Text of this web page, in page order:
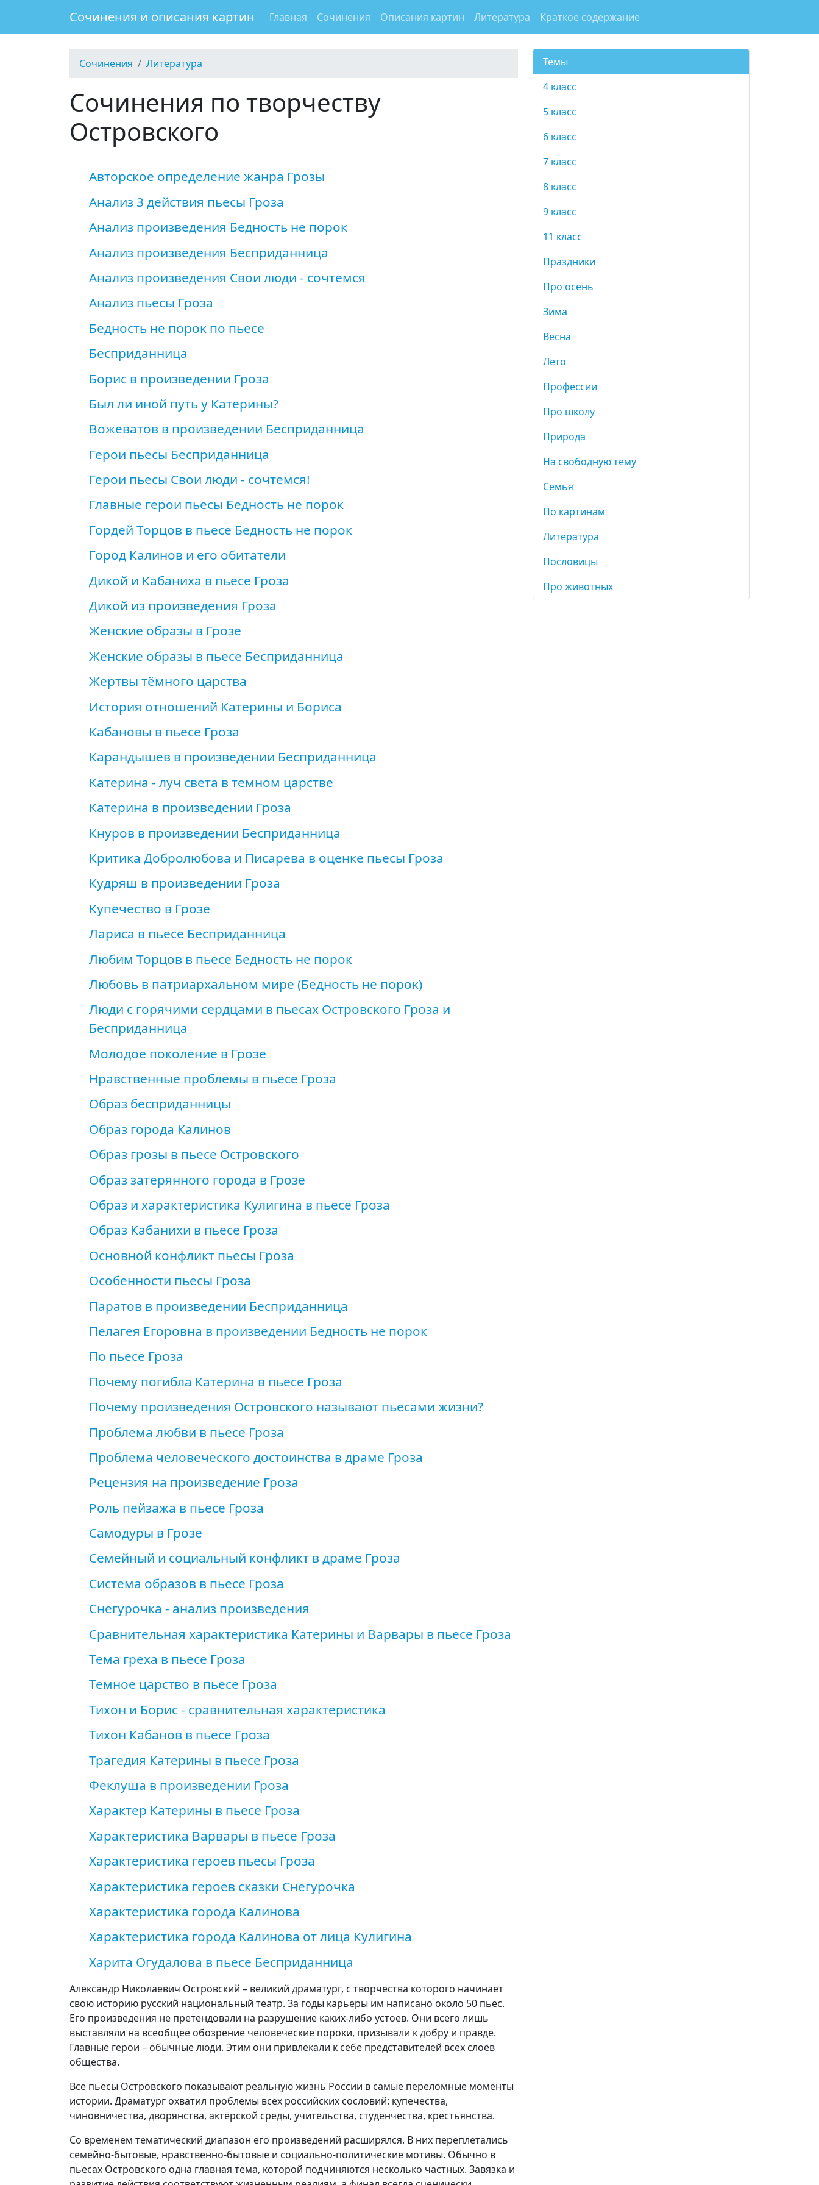
Сочинения и описания картин Главная Сочинения Описания картин Литература Краткое содержание
Сочинения Литература
Сочинения по творчеству
Островского
Авторское определение жанра Грозы
Анализ 3 действия пьесы Гроза
Анализ произведения Бедность не порок
Анализ произведения Бесприданница
Анализ произведения Свои люди - сочтемся
Анализ пьесы Гроза
Бедность не порок по пьесе
Бесприданница
Борис в произведении Гроза
Был ли иной путь у Катерины?
Вожеватов в произведении Бесприданница
Герои пьесы Бесприданница
Герои пьесы Свои люди - сочтемся!
Главные герои пьесы Бедность не порок
Гордей Торцов в пьесе Бедность не порок
Город Калинов и его обитатели
Дикой и Кабаниха в пьесе Гроза
Дикой из произведения Гроза
Женские образы в Грозе
Женские образы в пьесе Бесприданница
Жертвы тёмного царства
История отношений Катерины и Бориса
Кабановы в пьесе Гроза
Карандышев в произведении Бесприданница
Катерина - луч света в темном царстве
Катерина в произведении Гроза
Кнуров в произведении Бесприданница
Критика Добролюбова и Писарева в оценке пьесы Гроза
Кудряш в произведении Гроза
Купечество в Грозе
Лариса в пьесе Бесприданница
Любим Торцов в пьесе Бедность не порок
Любовь в патриархальном мире (Бедность не порок)
Люди с горячими сердцами в пьесах Островского Гроза и
Бесприданница
Молодое поколение в Грозе
Нравственные проблемы в пьесе Гроза
Образ бесприданницы
Образ города Калинов
Образ грозы в пьесе Островского
Образ затерянного города в Грозе
Образ и характеристика Кулигина в пьесе Гроза
Образ Кабанихи в пьесе Гроза
Основной конфликт пьесы Гроза
Особенности пьесы Гроза
Паратов в произведении Бесприданница
Пелагея Егоровна в произведении Бедность не порок
По пьесе Гроза
Почему погибла Катерина в пьесе Гроза
Почему произведения Островского называют пьесами жизни?
Проблема любви в пьесе Гроза
Проблема человеческого достоинства в драме Гроза
Рецензия на произведение Гроза
Роль пейзажа в пьесе Гроза
Самодуры в Грозе
Семейный и социальный конфликт в драме Гроза
Система образов в пьесе Гроза
Снегурочка - анализ произведения
Сравнительная характеристика Катерины и Варвары в пьесе Гроза
Тема греха в пьесе Гроза
Темное царство в пьесе Гроза
Тихон и Борис - сравнительная характеристика
Тихон Кабанов в пьесе Гроза
Трагедия Катерины в пьесе Гроза
Феклуша в произведении Гроза
Характер Катерины в пьесе Гроза
Характеристика Варвары в пьесе Гроза
Характеристика героев пьесы Гроза
Характеристика героев сказки Снегурочка
Характеристика города Калинова
Характеристика города Калинова от лица Кулигина
Харита Огудалова в пьесе Бесприданница
Александр Николаевич Островский – великий драматург, с творчества которого начинает
свою историю русский национальный театр. За годы карьеры им написано около 50 пьес.
Его произведения не претендовали на разрушение каких-либо устоев. Они всего лишь
выставляли на всеобщее обозрение человеческие пороки, призывали к добру и правде.
Главные герои – обычные люди. Этим они привлекали к себе представителей всех слоёв
общества.
Все пьесы Островского показывают реальную жизнь России в самые переломные моменты
истории. Драматург охватил проблемы всех российских сословий: купечества,
чиновничества, дворянства, актёрской среды, учительства, студенчества, крестьянства.
Со временем тематический диапазон его произведений расширялся. В них переплетались
семейно-бытовые, нравственно-бытовые и социально-политические мотивы. Обычно в
пьесах Островского одна главная тема, которой подчиняются несколько частных. Завязка и
Темы
4 класс
5 класс
6 класс
7 класс
8 класс
9 класс
11 класс
Праздники
Про осень
Зима
Весна
Лето
Профессии
Про школу
Природа
На свободную тему
Семья
По картинам
Литература
Пословицы
Про животных